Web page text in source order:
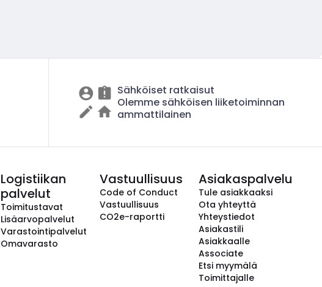
Sähköiset ratkaisut
Olemme sähköisen liiketoiminnan
ammattilainen
Logistiikan
palvelut
Toimitustavat
Lisäarvopalvelut
Varastointipalvelut
Omavarasto
Vastuullisuus
Code of Conduct
Vastuullisuus
CO2e-raportti
Asiakaspalvelu
Tule asiakkaaksi
Ota yhteyttä
Yhteystiedot
Asiakastili
Asiakkaalle
Associate
Etsi myymälä
Toimittajalle